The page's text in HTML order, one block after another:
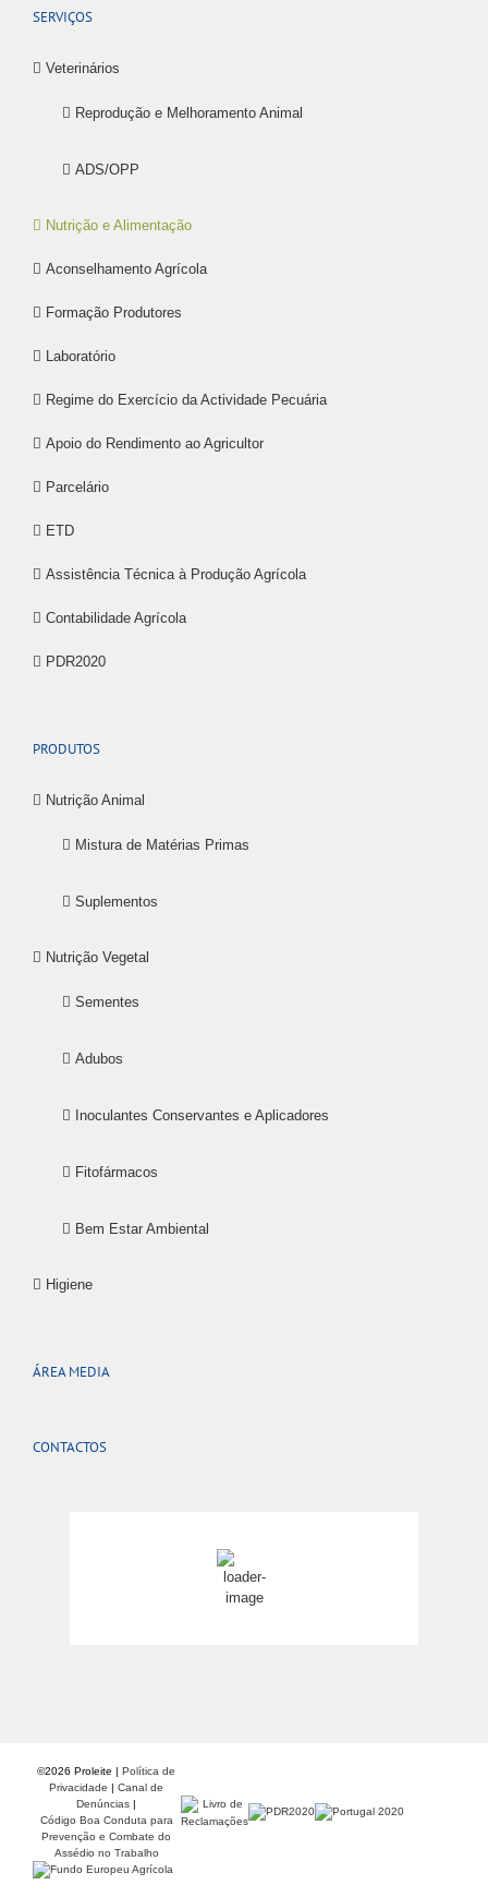
SERVIÇOS
Veterinários
Reprodução e Melhoramento Animal
ADS/OPP
Nutrição e Alimentação
Aconselhamento Agrícola
Formação Produtores
Laboratório
Regime do Exercício da Actividade Pecuária
Apoio do Rendimento ao Agricultor
Parcelário
ETD
Assistência Técnica à Produção Agrícola
Contabilidade Agrícola
PDR2020
PRODUTOS
Nutrição Animal
Mistura de Matérias Primas
Suplementos
Nutrição Vegetal
Sementes
Adubos
Inoculantes Conservantes e Aplicadores
Fitofármacos
Bem Estar Ambiental
Higiene
ÁREA MEDIA
CONTACTOS
26°C
©2026 Proleite |Política de
Privacidade |Canal de
Denúncias |
Código Boa Conduta para
Prevenção e Combate do
Assédio no Trabalho